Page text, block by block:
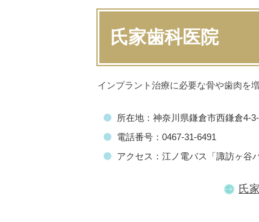
氏家歯科医院
インプラント治療に必要な骨や歯肉を
所在地：神奈川県鎌倉市西鎌倉4-
電話番号：0467-31-6491
アクセス：江ノ電バス「諏訪ヶ谷
氏